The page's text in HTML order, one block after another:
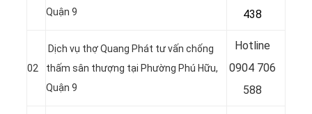
Quận 9
438
02
Dịch vụ thợ Quang Phát tư vấn chống
thấm sân thượng tại Phường Phú Hữu,
Quận 9
Hotline
0904 706
588